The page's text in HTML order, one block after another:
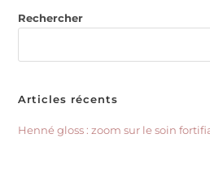
Rechercher
Articles récents
Henné gloss : zoom sur le soin